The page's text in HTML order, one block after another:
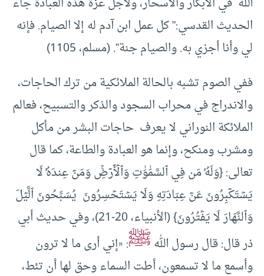
الحديث القدسي:” كل عمل ابن آدم له إلا الصيام. فإنه
لي وأنا أجزي به. والصيام جنة”. (مسلم، 1105)
ففي الصوم تشبه بالحالة الملائكية من ترك الحاجات،
والاندراج في محراب السجود والذكر والتسبيح، فعالم
الملائكة النوراني لا يعرف حاجات البشر من مأكل
ومشرب ومنكح، وإنما هو العبادة والطاعة، كما قال
تعالى: {وَلَهُۥ مَن فِي ٱلسَّمَٰوَٰتِ وَٱلۡأَرۡضِۚ وَمَنۡ عِندَهُۥ لَا
يَسۡتَكۡبِرُونَ عَنۡ عِبَادَتِهِ وَلَا يَسۡتَحۡسِرُونَ يُسَبِّحُونَ ٱلَّيۡلَ
وَٱلنَّهَارَ لَا ‌يَفۡتُرُونَ} (الأنبياء، 20-21)، وفي حديث أبي
ذر قال: قال رسول اللهﷺ: «إني أرى ما لا ترون
وأسمع ما لا تسمعون، ‌أطت السماء وحق لها أن تئط،